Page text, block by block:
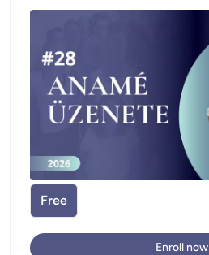
Free
Enroll now